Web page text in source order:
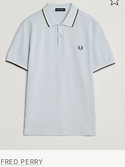
FRED PERRY